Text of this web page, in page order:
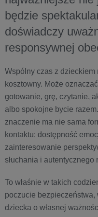
będzie
doświadczy
responsywnej
Wspólny czas z
kosztowny. Może
gotowanie, grę, czytanie,
albo spokojne bycie
znaczenie ma nie sama
kontaktu: dostępność
zainteresowanie
słuchania i autentycznego
To właśnie w takich
poczucie
dziecka o własnej